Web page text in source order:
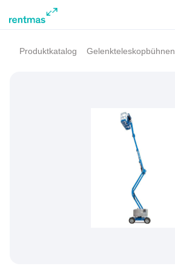
Produktkatalog Gelenkteleskopbühnen